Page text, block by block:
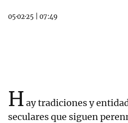
05·02·25 07:49
H ay tradiciones y
seculares que siguen